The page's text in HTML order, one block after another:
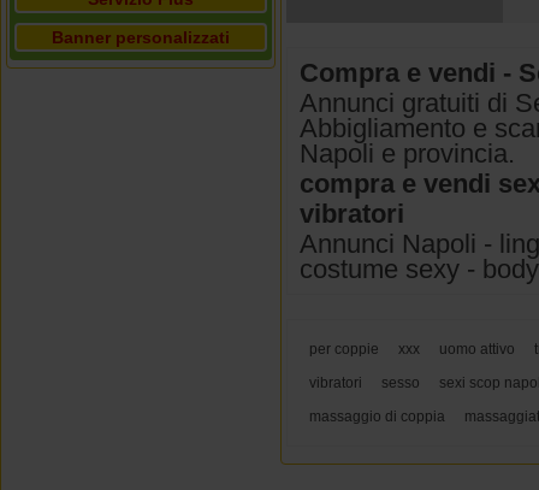
Banner personalizzati
Compra e vendi -
Annunci gratuiti di
Abbigliamento e
Napoli e provincia.
compra e vendi
vibratori
Annunci Napoli -
costume sexy -
per coppie xxx uomo attivo
vibratori
sesso
sexi scop
massaggio di coppia